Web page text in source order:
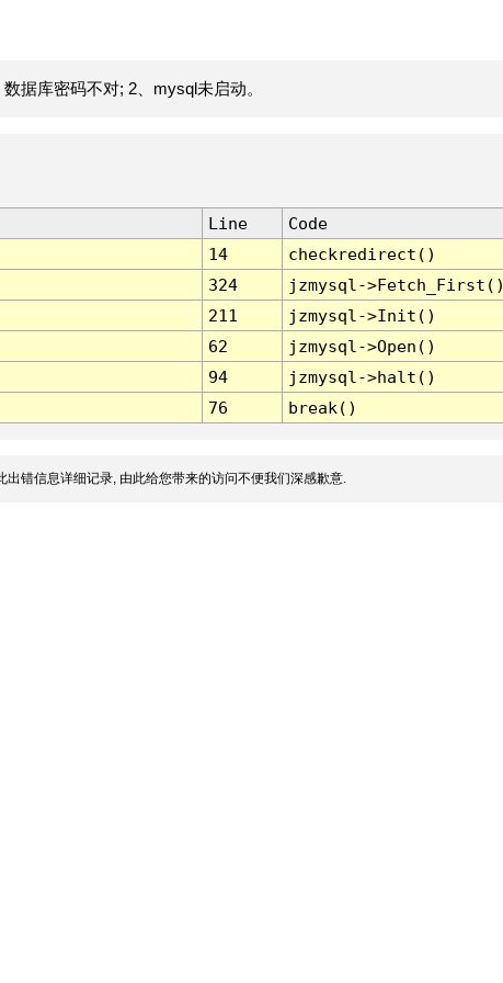
据库密码不对; 2、mysql未启动。
Line
Code
14
checkredirect()
324
jzmysql-
211
jzmysql->Init()
62
jzmysql->Open()
94
jzmysql->halt()
76 break()
出错信息详细记录, 由此给您带来的访问不便我们深感歉意.